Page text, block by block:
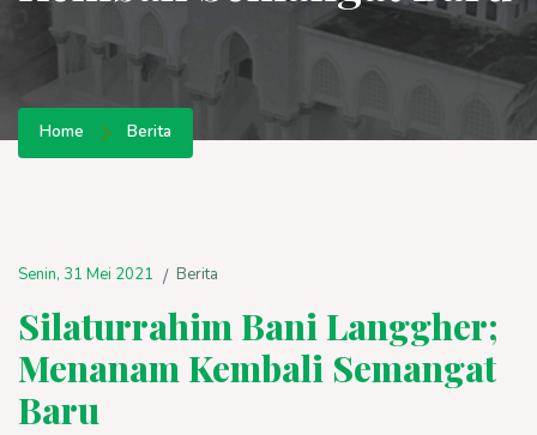
Home Berita
Senin, 31 Mei 2021 / Berita
Silaturrahim Bani Langgher;
Menanam Kembali Semangat
Baru